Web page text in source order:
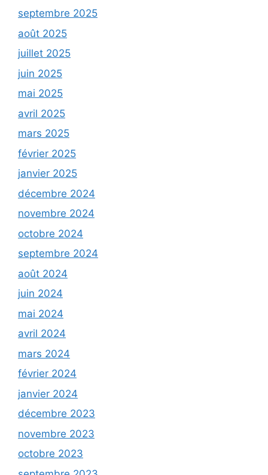
septembre 2025
août 2025
juillet 2025
juin 2025
mai 2025
avril 2025
mars 2025
février 2025
janvier 2025
décembre 2024
novembre 2024
octobre 2024
septembre 2024
août 2024
juin 2024
mai 2024
avril 2024
mars 2024
février 2024
janvier 2024
décembre 2023
novembre 2023
octobre 2023